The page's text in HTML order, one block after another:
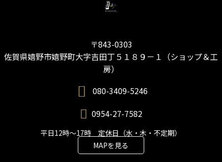
〒843-0303
佐賀県嬉野市嬉野町大字吉田丁５１８９－１（ショップ＆工
房）
080-3409-5246
0954-27-7582
平日12時～17時 定休日（水・木・不定期）
MAPを見る